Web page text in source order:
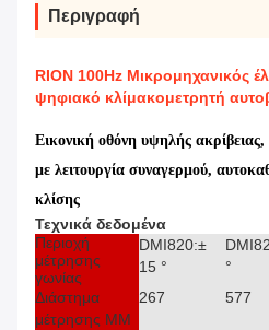
Περιγραφή
RION 100Hz Μικρομηχανικός
ψηφιακό κλίμακομετρητή
Εικονική οθόνη υψηλής ακρίβειας,
με λειτουργία συναγερμού,
κλίσης
Τεχνικά δεδομένα
Περιοχή
μέτρησης
γωνίας
DMI820:±
15 °
°
Διάστημα
μέτρησης MM
267 577